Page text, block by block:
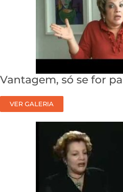
Vantagem, só se for
VER GALERIA